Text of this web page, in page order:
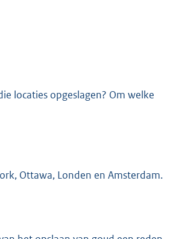
locaties opgeslagen? Om welke
Ottawa, Londen en Amsterdam.